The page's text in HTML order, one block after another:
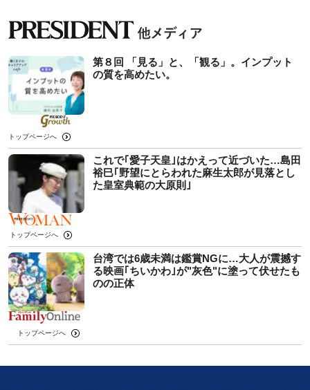
第８回 「見る」と、「観る」。インプット
の質を高めたい。
トップページへ
これで｢愛子天皇｣はかえって近づいた…島田
裕巳｢野望にとらわれた麻生太郎が見落とし
た皇室典範の大原則｣
トップページへ
台湾では6歳未満は鑑賞NGに…大人が震撼す
る映画｢ちいかわ｣が"灰色"に塗って伏せたも
のの正体
トップページへ